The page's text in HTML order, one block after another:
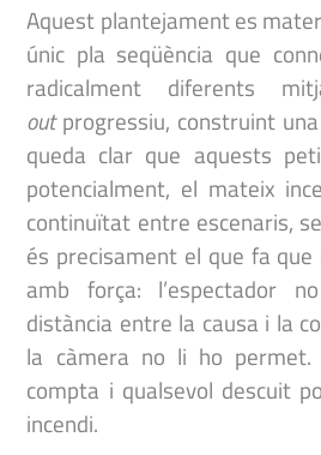
Aquest plantejament es
únic pla seqüència que
radicalment diferents
outprogressiu, construint
queda clar que aquests
potencialment, el mateix
continuïtat entre escenaris,
és precisament el que fa
amb força: l’espectador
distància entre la causa i la
la càmera no li ho permet.
compta i qualsevol descuit
incendi.